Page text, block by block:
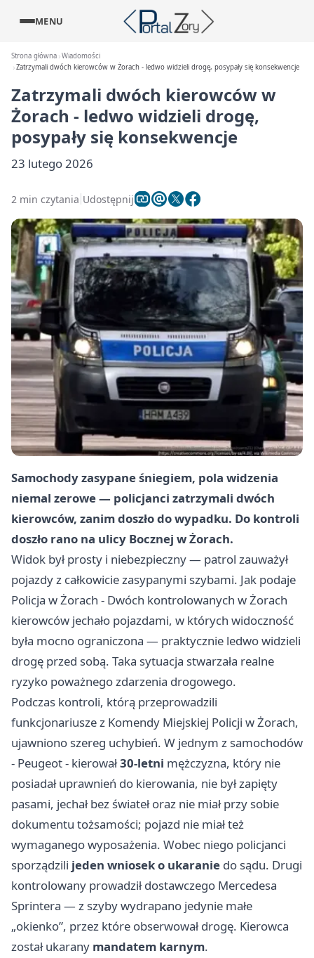
MENU
Strona główna Wiadomości
Zatrzymali dwóch kierowców w Żorach - ledwo widzieli drogę, posypały się konsekwencje
Zatrzymali dwóch kierowców w
Żorach - ledwo widzieli drogę,
posypały się konsekwencje
23 lutego 2026
2 min czytania Udostępnij
Samochody zasypane śniegiem, pola widzenia
niemal zerowe — policjanci zatrzymali dwóch
kierowców, zanim doszło do wypadku. Do kontroli
doszło rano na ulicy Bocznej w Żorach.
Widok był prosty i niebezpieczny — patrol zauważył
pojazdy z całkowicie zasypanymi szybami. Jak podaje
Policja w Żorach - Dwóch kontrolowanych w Żorach
kierowców jechało pojazdami, w których widoczność
była mocno ograniczona — praktycznie ledwo widzieli
drogę przed sobą. Taka sytuacja stwarzała realne
ryzyko poważnego zdarzenia drogowego.
Podczas kontroli, którą przeprowadzili
funkcjonariusze z Komendy Miejskiej Policji w Żorach,
ujawniono szereg uchybień. W jednym z samochodów
- Peugeot - kierował30-letni mężczyzna, który nie
posiadał uprawnień do kierowania, nie był zapięty
pasami, jechał bez świateł oraz nie miał przy sobie
dokumentu tożsamości; pojazd nie miał też
wymaganego wyposażenia. Wobec niego policjanci
sporządzili jeden wniosek o ukaranie do sądu. Drugi
kontrolowany prowadził dostawczego Mercedesa
Sprintera — z szyby wydrapano jedynie małe
„okienko”, przez które obserwował drogę. Kierowca
został ukarany mandatem karnym.